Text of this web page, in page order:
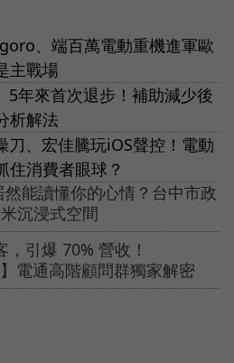
、端百萬電動重機進軍歐
主戰場
5年來首次退步！補助減少後
析解法
刀、宏佳騰玩iOS聲控！電動
住消費者眼球？
能讀懂你的心情？台中市政
沉浸式空間
引爆 70% 營收！
電通高階顧問群獨家解密